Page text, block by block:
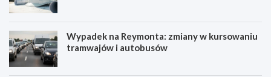
Wypadek na Reymonta: zmiany w kursowaniu
tramwajów i autobusów